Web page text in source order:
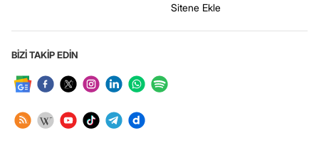
Sitene Ekle
BİZİ TAKİP EDİN